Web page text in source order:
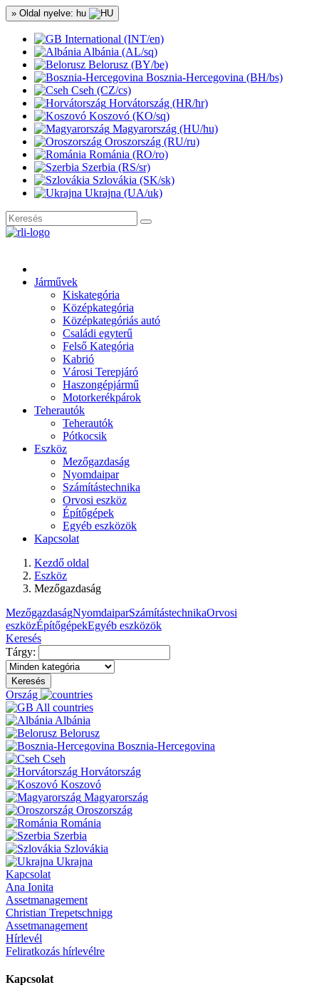
» Oldal nyelve: hu
International (INT/en)
Albánia (AL/sq)
Belorusz (BY/be)
Bosznia-Hercegovina (BH/bs)
Cseh (CZ/cs)
Horvátország (HR/hr)
Koszovó (KO/sq)
Magyarország (HU/hu)
Oroszország (RU/ru)
Románia (RO/ro)
Szerbia (RS/sr)
Szlovákia (SK/sk)
Ukrajna (UA/uk)
Járművek
Kiskategória
Középkategória
Középkategóriás autó
Családi egyterű
Felső Kategória
Kabrió
Városi Terepjáró
Haszongépjármű
Motorkerékpárok
Teherautók
Teherautók
Pótkocsik
Eszköz
Mezőgazdaság
Nyomdaipar
Számítástechnika
Orvosi eszköz
Építőgépek
Egyéb eszközök
Kapcsolat
Kezdő oldal
Eszköz
Mezőgazdaság
MezőgazdaságNyomdaiparSzámítástechnikaOrvosi
eszközÉpítőgépekEgyéb eszközök
Keresés
Tárgy:
Keresés
Ország
All countries
Albánia
Belorusz
Bosznia-Hercegovina
Cseh
Horvátország
Koszovó
Magyarország
Oroszország
Románia
Szerbia
Szlovákia
Ukrajna
Kapcsolat
Ana Ionita
Assetmanagement
Christian Trepetschnigg
Assetmanagement
Hírlevél
Feliratkozás hírlevélre
Kapcsolat